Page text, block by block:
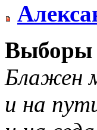
Выборы
Блажен
и на